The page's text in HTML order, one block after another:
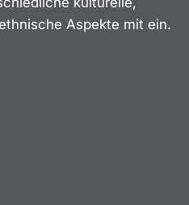
Aspekte mit ein.